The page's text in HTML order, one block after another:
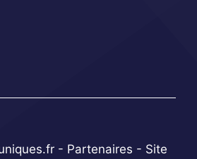
- Partenaires - Site